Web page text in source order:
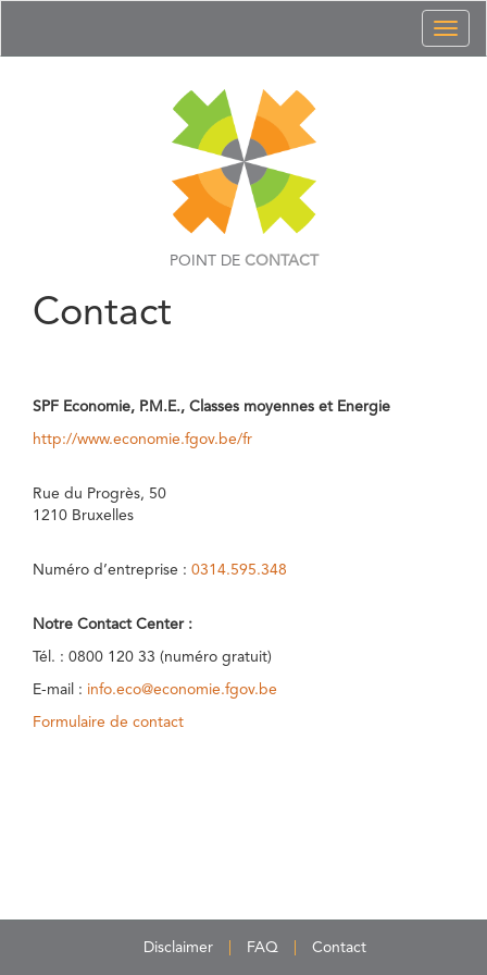
POINT DE CONTACT
Contact
SPF Economie, P.M.E., Classes moyennes et Energie
http://www.economie.fgov.be/fr
Rue du Progrès, 50
1210 Bruxelles
Numéro d’entreprise : 0314.595.348
Notre Contact Center :
Tél. : 0800 120 33 (numéro gratuit)
E-mail : info.eco@economie.fgov.be
Formulaire de contact
Disclaimer FAQ Contact